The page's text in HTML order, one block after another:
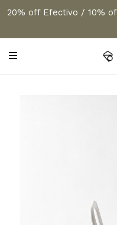
20% off Efectivo / 10%